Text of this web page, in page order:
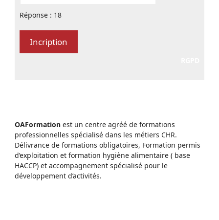
Réponse : 18
OAFormation est un centre agréé de formations
professionnelles spécialisé dans les métiers CHR.
Délivrance de formations obligatoires, Formation permis
d’exploitation et formation hygiène alimentaire ( base
HACCP) et accompagnement spécialisé pour le
développement d’activités.